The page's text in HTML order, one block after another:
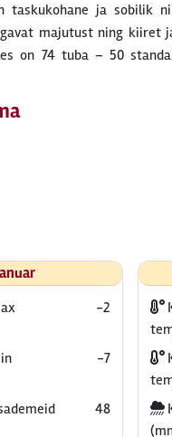
taskukohane ja sobilik
majutust ning kiiret
17 ZEN tuba ning 7 ZEN Deluxe tuba.
-2
-7
48